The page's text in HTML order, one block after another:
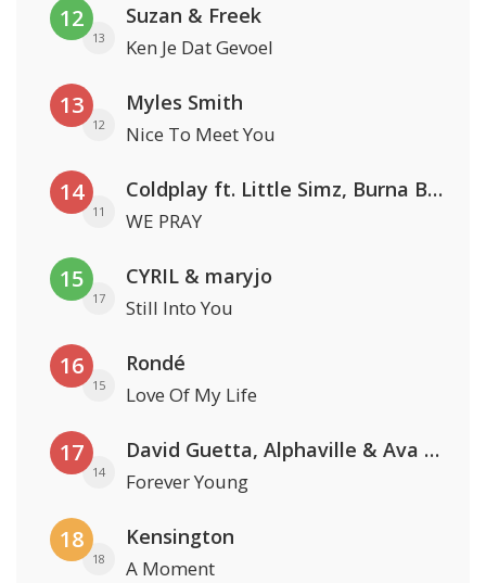
12
13
Suzan & Freek
Ken Je Dat Gevoel
13
12
Myles Smith
Nice To Meet You
14
11
Coldplay ft. Little Simz, Burna Boy, Elyanna & Tini
WE PRAY
15
17
CYRIL & maryjo
Still Into You
16
15
Rondé
Love Of My Life
17
14
David Guetta, Alphaville & Ava Max
Forever Young
18
18
Kensington
A Moment